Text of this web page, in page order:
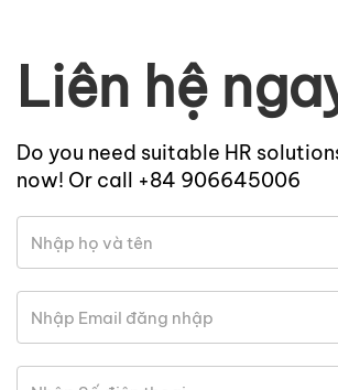
Liên hệ
Do you need suitable HR
now! Or call +84 906645006